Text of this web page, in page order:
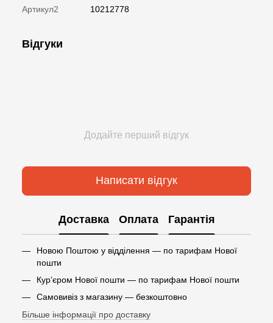
Артикул2 10212778
Відгуки
Додайте перший відгук
Написати відгук
Доставка Оплата Гарантія
Новою Поштою у відділення — по тарифам Нової
пошти
Кур’єром Нової пошти — по тарифам Нової пошти
Самовивіз з магазину — безкоштовно
Більше інформації про доставку